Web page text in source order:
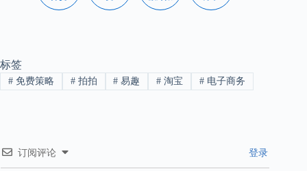
标签
#免费策略 #拍拍 # 易趣 # 淘宝 # 电子商务
订阅评论 登录